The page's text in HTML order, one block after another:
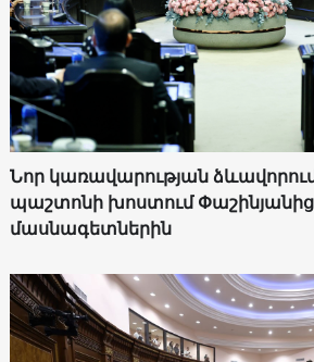
Նոր կառավարության
պաշտոնի խոստում
մասնագետներին